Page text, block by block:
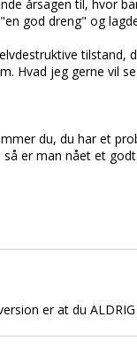
årsagen til, hvor
god dreng" og
tilstand,
Hvad jeg gerne vil
du, du har et
er man nået et
er at du